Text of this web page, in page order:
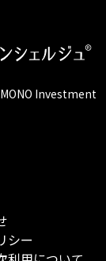
Investment
シー